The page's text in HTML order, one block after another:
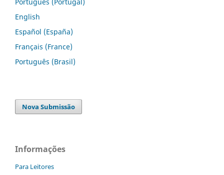
English
Español (España)
Français (France)
Português (Brasil)
Nova Submissão
Informações
Para Leitores